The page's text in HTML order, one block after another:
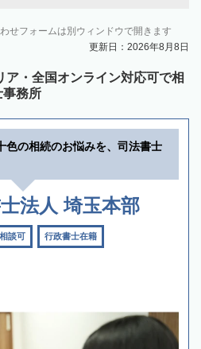
せフォームは別ウィンドウで開きます
更新日：2026年8月8日
ア・全国オンライン対応可で相
事務所
色の相続のお悩みを、司法書士
法人 埼玉本部
談可 行政書士在籍